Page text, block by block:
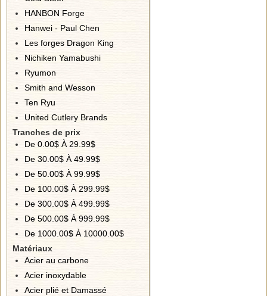
HANBON Forge
Hanwei - Paul Chen
Les forges Dragon King
Nichiken Yamabushi
Ryumon
Smith and Wesson
Ten Ryu
United Cutlery Brands
Tranches de prix
De 0.00$ À 29.99$
De 30.00$ À 49.99$
De 50.00$ À 99.99$
De 100.00$ À 299.99$
De 300.00$ À 499.99$
De 500.00$ À 999.99$
De 1000.00$ À 10000.00$
Matériaux
Acier au carbone
Acier inoxydable
Acier plié et Damassé